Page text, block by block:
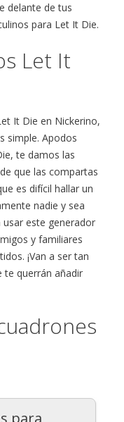
delante de tus
para Let It Die.
Let It
It Die en Nickerino,
simple. Apodos
te damos las
que las compartas
es difícil hallar un
nadie y sea
este generador
y familiares
¡Van a ser tan
te querrán añadir